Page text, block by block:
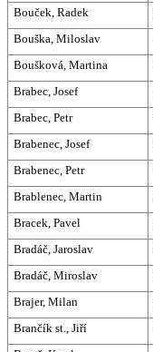
Bouček, Radek
Bouška, Miloslav
Boušková, Martina
Brabec, Josef
Brabec, Petr
Brabenec, Josef
Brabenec, Petr
Brablenec, Martin
Bracek, Pavel
Bradáč, Jaroslav
Bradáč, Miroslav
Brajer, Milan
Brančík st., Jiří